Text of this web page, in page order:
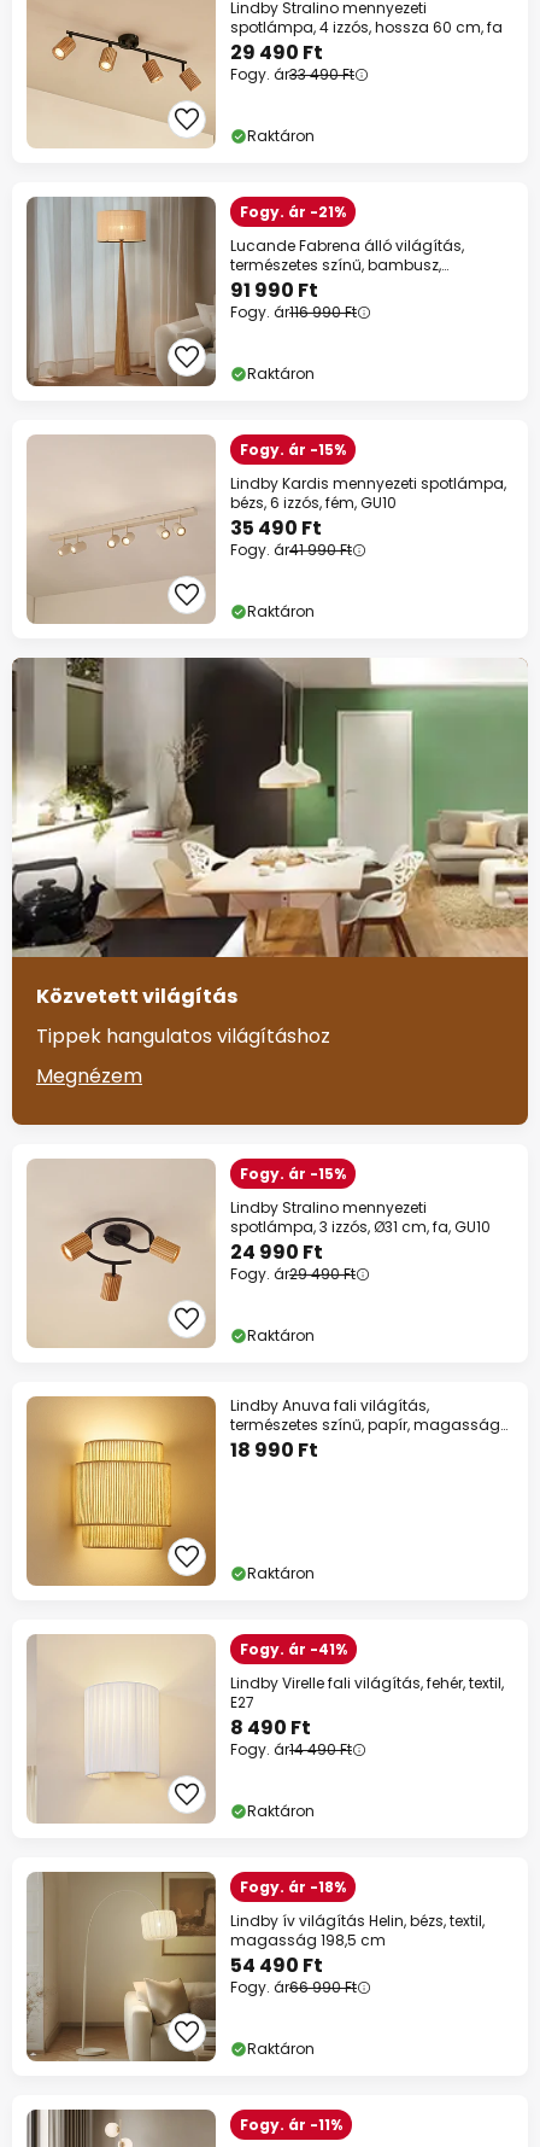
Lindby Stralino mennyezeti
spotlámpa, 4 izzós, hossza 60 cm, fa
29 490 Ft
Fogy. ár33 490 Ft
Raktáron
Fogy. ár -21%
Lucande Fabrena álló világítás,
természetes színű, bambusz,
magasság 138 cm
91 990 Ft
Fogy. ár116 990 Ft
Raktáron
Fogy. ár -15%
Lindby Kardis mennyezeti spotlámpa,
bézs, 6 izzós, fém, GU10
35 490 Ft
Fogy. ár41 990 Ft
Raktáron
Közvetett világítás
Tippek hangulatos világításhoz
Megnézem
Fogy. ár -15%
Lindby Stralino mennyezeti
spotlámpa, 3 izzós, Ø31 cm, fa, GU10
24 990 Ft
Fogy. ár29 490 Ft
Raktáron
Lindby Anuva fali világítás,
természetes színű, papír, magasság
25 cm
18 990 Ft
Raktáron
Fogy. ár -41%
Lindby Virelle fali világítás, fehér, textil,
E27
8 490 Ft
Fogy. ár14 490 Ft
Raktáron
Fogy. ár -18%
Lindby ív világítás Helin, bézs, textil,
magasság 198,5 cm
54 490 Ft
Fogy. ár66 990 Ft
Raktáron
Fogy. ár -11%